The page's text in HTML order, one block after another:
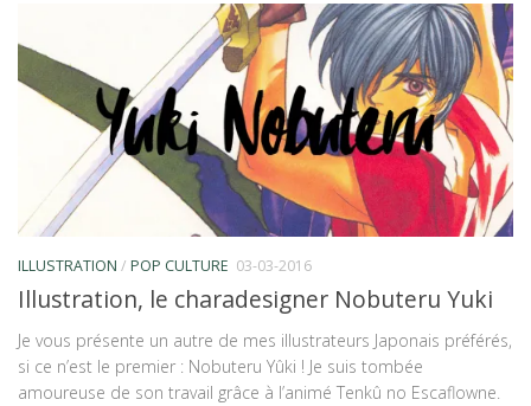
ILLUSTRATION / POP CULTURE 03-03-2016
Illustration, le charadesigner Nobuteru Yuki
Je vous présente un autre de mes illustrateurs Japonais préférés,
si ce n’est le premier : Nobuteru Yûki ! Je suis tombée
amoureuse de son travail grâce à l’animé Tenkû no Escaflowne.